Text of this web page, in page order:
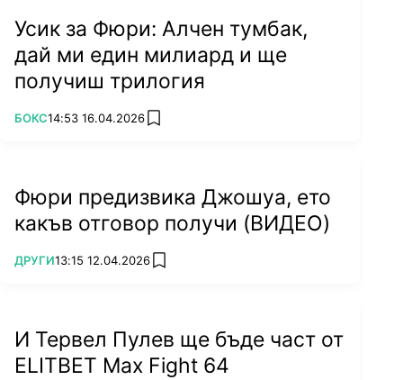
Усик за Фюри: Алчен тумбак,
дай ми един милиард и ще
получиш трилогия
ПОВЕЧЕ ОТ
БОКС14:53 16.04.2026 add favorites
Фюри предизвика Джошуа, ето
какъв отговор получи (ВИДЕО)
ПОВЕЧЕ ОТ
ДРУГИ13:15 12.04.2026 add favorites
И Тервел Пулев ще бъде част от
ELITBET Max Fight 64